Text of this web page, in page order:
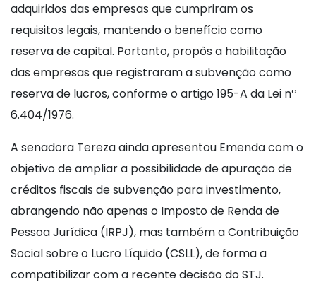
adquiridos das empresas que cumpriram os
requisitos legais, mantendo o benefício como
reserva de capital. Portanto, propôs a habilitação
das empresas que registraram a subvenção como
reserva de lucros, conforme o artigo 195-A da Lei nº
6.404/1976.
A senadora Tereza ainda apresentou Emenda com o
objetivo de ampliar a possibilidade de apuração de
créditos fiscais de subvenção para investimento,
abrangendo não apenas o Imposto de Renda de
Pessoa Jurídica (IRPJ), mas também a Contribuição
Social sobre o Lucro Líquido (CSLL), de forma a
compatibilizar com a recente decisão do STJ.